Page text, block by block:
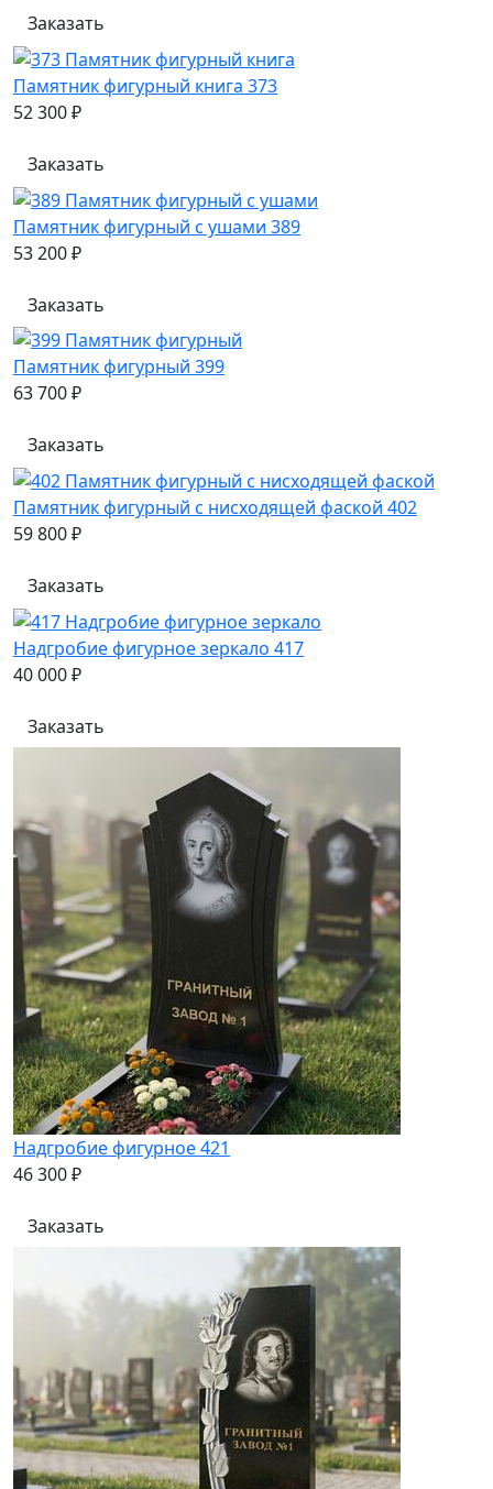
Заказать
Памятник фигурный книга 373
52 300 ₽
Заказать
Памятник фигурный с ушами 389
53 200 ₽
Заказать
Памятник фигурный 399
63 700 ₽
Заказать
Памятник фигурный с нисходящей фаской 402
59 800 ₽
Заказать
Надгробие фигурное зеркало 417
40 000 ₽
Заказать
Надгробие фигурное 421
46 300 ₽
Заказать